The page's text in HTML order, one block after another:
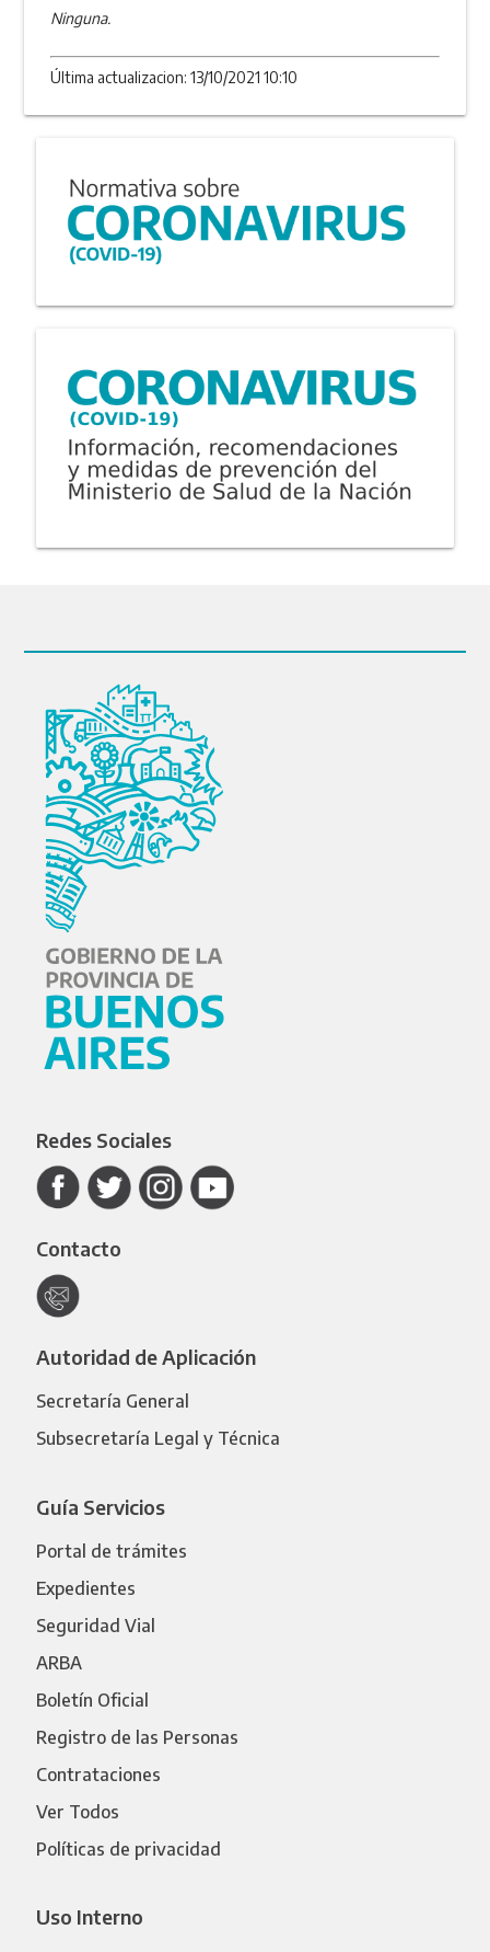
Ninguna.
Última actualizacion: 13/10/2021 10:10
Redes Sociales
Contacto
Autoridad de Aplicación
Secretaría General
Subsecretaría Legal y Técnica
Guía Servicios
Portal de trámites
Expedientes
Seguridad Vial
ARBA
Boletín Oficial
Registro de las Personas
Contrataciones
Ver Todos
Políticas de privacidad
Uso Interno